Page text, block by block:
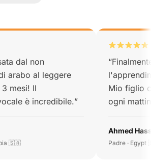
dal non
arabo al leggere
mesi! Il
è incredibile.”
🇸🇦
“
Mio figlio
ogni
Ahmed
Padre ·